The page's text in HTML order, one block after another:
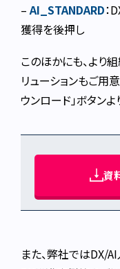
–AI_STANDARD：
獲得を後押し
このほかにも、より
リューションもご用
ウンロード」ボタンよ
資
また、弊社ではDX/